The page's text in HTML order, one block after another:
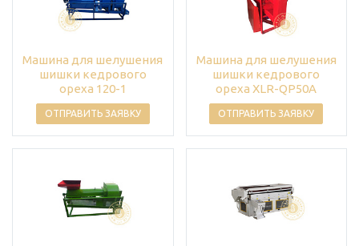
Машина для шелушения
шишки кедрового
ореха 120-1
ОТПРАВИТЬ ЗАЯВКУ
Машина для шелушения
шишки кедрового
ореха XLR-QP50A
ОТПРАВИТЬ ЗАЯВКУ